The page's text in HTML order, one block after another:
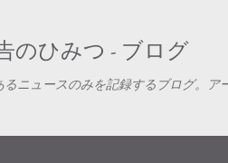
のひみつ - ブログ
ニュースのみを記録するブログ。ア